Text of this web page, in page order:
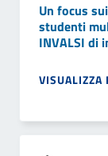
Un focus
studenti
INVALSI di
VISUALIZZA